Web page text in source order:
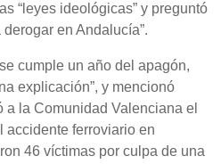
“leyes ideológicas” y preguntó
en Andalucía”.
cumple un año del apagón,
explicación”, y mencionó
a la Comunidad Valenciana el
accidente ferroviario en
46 víctimas por culpa de una